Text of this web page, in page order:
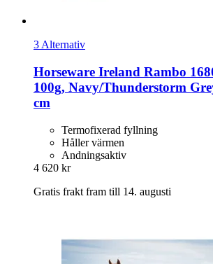
3 Alternativ
Horseware Ireland Rambo
100g, Navy/Thunderstorm
cm
Termofixerad fyllning
Håller värmen
Andningsaktiv
4 620 kr
Gratis frakt fram till 14. augusti